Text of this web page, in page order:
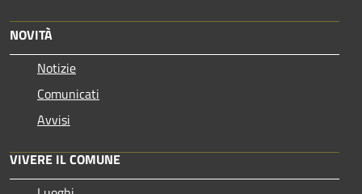
NOVITÀ
Notizie
Comunicati
Avvisi
VIVERE IL COMUNE